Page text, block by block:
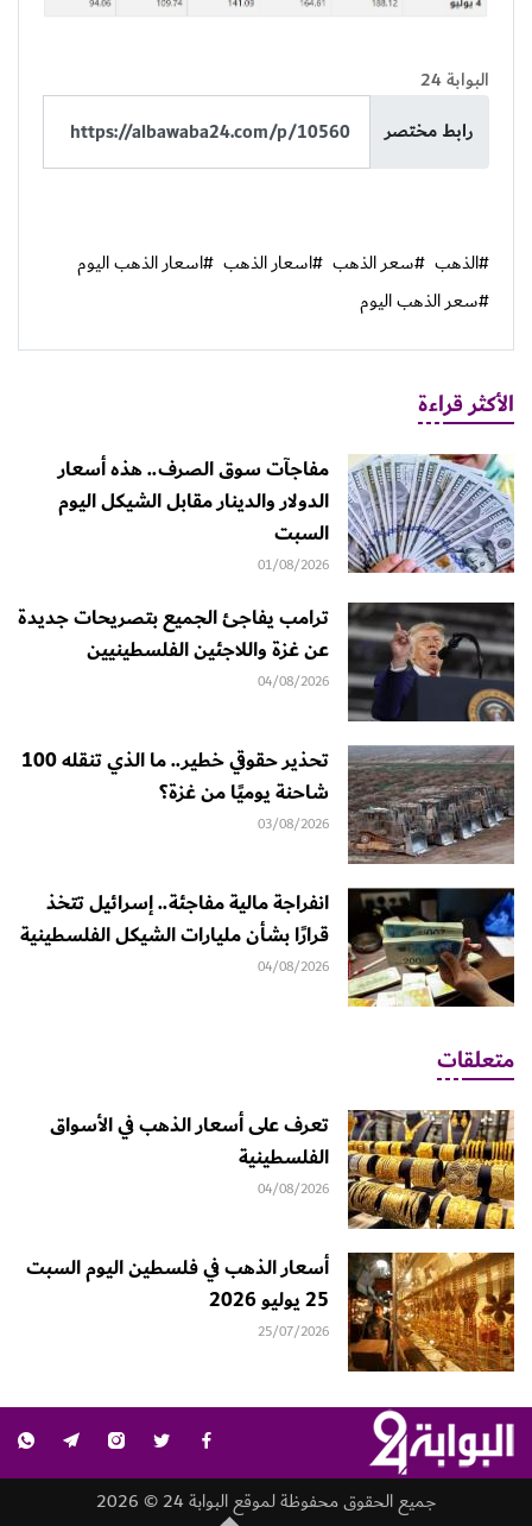
البوابة 24
رابط مختصر
#الذهب #سعر الذهب #اسعار الذهب #اسعار الذهب اليوم
#سعر الذهب اليوم
الأكثر قراءة
مفاجآت سوق الصرف.. هذه أسعار
الدولار والدينار مقابل الشيكل اليوم
السبت
01/08/2026
ترامب يفاجئ الجميع بتصريحات جديدة
عن غزة واللاجئين الفلسطينيين
04/08/2026
تحذير حقوقي خطير.. ما الذي تنقله 100
شاحنة يوميًا من غزة؟
03/08/2026
انفراجة مالية مفاجئة.. إسرائيل تتخذ
قرارًا بشأن مليارات الشيكل الفلسطينية
04/08/2026
متعلقات
تعرف على أسعار الذهب في الأسواق
الفلسطينية
04/08/2026
أسعار الذهب في فلسطين اليوم السبت
25 يوليو 2026
25/07/2026
جميع الحقوق محفوظة لموقع البوابة 24 © 2026